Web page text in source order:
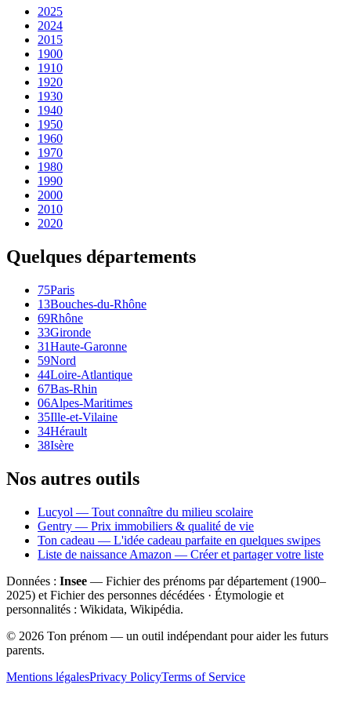
2025
2024
2015
1900
1910
1920
1930
1940
1950
1960
1970
1980
1990
2000
2010
2020
Quelques départements
75Paris
13Bouches-du-Rhône
69Rhône
33Gironde
31Haute-Garonne
59Nord
44Loire-Atlantique
67Bas-Rhin
06Alpes-Maritimes
35Ille-et-Vilaine
34Hérault
38Isère
Nos autres outils
Lucyol — Tout connaître du milieu scolaire
Gentry — Prix immobiliers & qualité de vie
Ton cadeau — L'idée cadeau parfaite en quelques swipes
Liste de naissance Amazon — Créer et partager votre liste
Données : Insee — Fichier des prénoms par département (1900–
2025) et Fichier des personnes décédées · Étymologie et
personnalités : Wikidata, Wikipédia.
© 2026 Ton prénom — un outil indépendant pour aider les futurs
parents.
Mentions légalesPrivacy PolicyTerms of Service